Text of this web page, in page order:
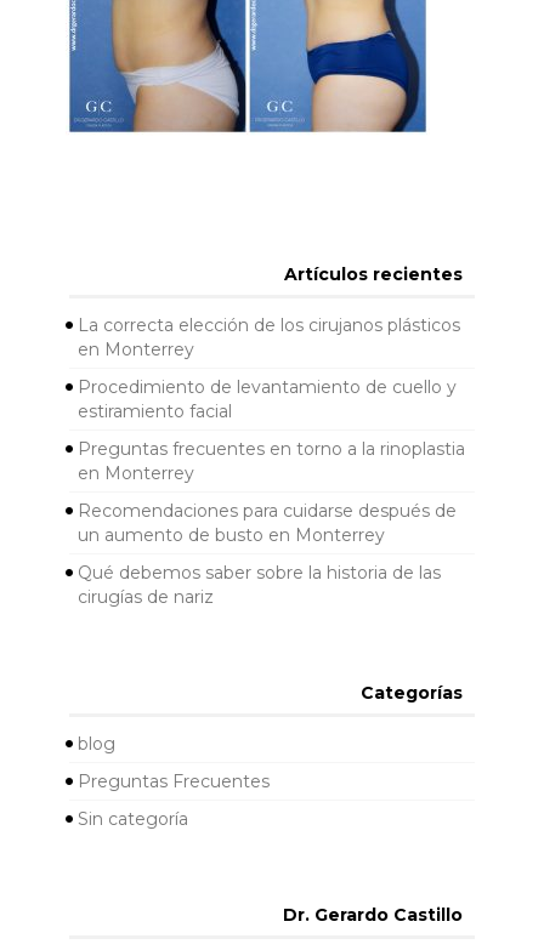
Artículos recientes
La correcta elección de los cirujanos plásticos
en Monterrey
Procedimiento de levantamiento de cuello y
estiramiento facial
Preguntas frecuentes en torno a la rinoplastia
en Monterrey
Recomendaciones para cuidarse después de
un aumento de busto en Monterrey
Qué debemos saber sobre la historia de las
cirugías de nariz
Categorías
blog
Preguntas Frecuentes
Sin categoría
Dr. Gerardo Castillo